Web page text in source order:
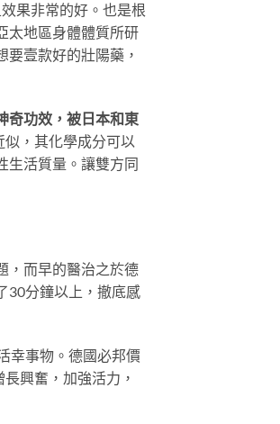
果非常的好。也是根
太地區身體體質所研
壹款好的壯陽藥，
奇功效，被日本和東
，其化學成分可以
生活質量。讓雙方同
，而早的醫治之於德
30分鐘以上，撤底感
幸事物。德國必邦價
興奮，加強活力，